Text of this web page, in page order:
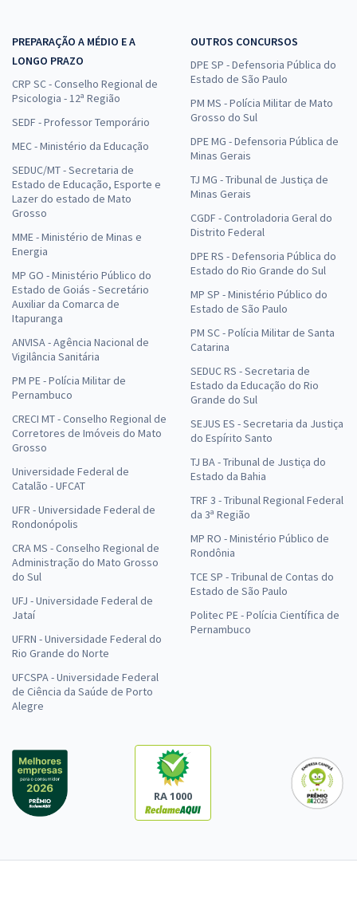
PREPARAÇÃO A MÉDIO E A
LONGO PRAZO
CRP SC - Conselho Regional de
Psicologia - 12ª Região
SEDF - Professor Temporário
MEC - Ministério da Educação
SEDUC/MT - Secretaria de
Estado de Educação, Esporte e
Lazer do estado de Mato
Grosso
MME - Ministério de Minas e
Energia
MP GO - Ministério Público do
Estado de Goiás - Secretário
Auxiliar da Comarca de
Itapuranga
ANVISA - Agência Nacional de
Vigilância Sanitária
PM PE - Polícia Militar de
Pernambuco
CRECI MT - Conselho Regional de
Corretores de Imóveis do Mato
Grosso
Universidade Federal de
Catalão - UFCAT
UFR - Universidade Federal de
Rondonópolis
CRA MS - Conselho Regional de
Administração do Mato Grosso
do Sul
UFJ - Universidade Federal de
Jataí
UFRN - Universidade Federal do
Rio Grande do Norte
UFCSPA - Universidade Federal
de Ciência da Saúde de Porto
Alegre
OUTROS CONCURSOS
DPE SP - Defensoria Pública do
Estado de São Paulo
PM MS - Polícia Militar de Mato
Grosso do Sul
DPE MG - Defensoria Pública de
Minas Gerais
TJ MG - Tribunal de Justiça de
Minas Gerais
CGDF - Controladoria Geral do
Distrito Federal
DPE RS - Defensoria Pública do
Estado do Rio Grande do Sul
MP SP - Ministério Público do
Estado de São Paulo
PM SC - Polícia Militar de Santa
Catarina
SEDUC RS - Secretaria de
Estado da Educação do Rio
Grande do Sul
SEJUS ES - Secretaria da Justiça
do Espírito Santo
TJ BA - Tribunal de Justiça do
Estado da Bahia
TRF 3 - Tribunal Regional Federal
da 3ª Região
MP RO - Ministério Público de
Rondônia
TCE SP - Tribunal de Contas do
Estado de São Paulo
Politec PE - Polícia Científica de
Pernambuco
RA 1000